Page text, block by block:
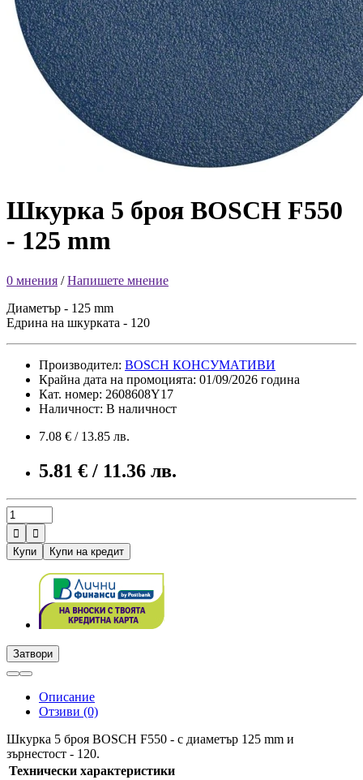
Шкурка 5 броя BOSCH F550
- 125 mm
0 мнения /Напишете мнение
Диаметър - 125 mm
Едрина на шкурката - 120
Производител: BOSCH КОНСУМАТИВИ
Крайна дата на промоцията: 01/09/2026 година
Кат. номер: 2608608Y17
Наличност: В наличност
7.08 € / 13.85 лв.
5.81 € / 11.36 лв.


Купи
Купи на кредит
Затвори
Описание
Отзиви (0)
Шкурка 5 броя BOSCH F550 - с диаметър 125 mm и
зърнестост - 120.
Технически характеристики